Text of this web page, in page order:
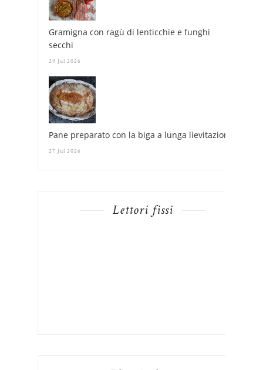
Gramigna con ragù di lenticchie e funghi
secchi
29 Jul 2026
Pane preparato con la biga a lunga lievitazione
27 Jul 2026
Lettori fissi